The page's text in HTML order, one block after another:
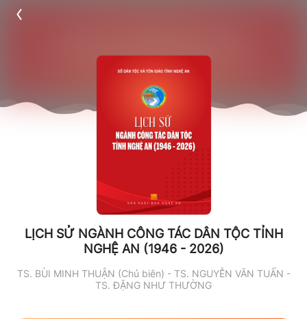
LỊCH SỬ NGÀNH CÔNG TÁC DÂN TỘC TỈNH
NGHỆ AN (1946 - 2026)
TS. BÙI MINH THUẬN (Chủ biên) - TS. NGUYỄN VĂN TUẤN -
TS. ĐẶNG NHƯ THƯỜNG